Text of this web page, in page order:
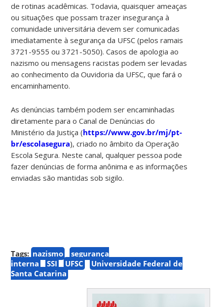
de rotinas acadêmicas. Todavia, quaisquer ameaças
ou situações que possam trazer insegurança à
comunidade universitária devem ser comunicadas
imediatamente à segurança da UFSC (pelos ramais
3721-9555 ou 3721-5050). Casos de apologia ao
nazismo ou mensagens racistas podem ser levadas
ao conhecimento da Ouvidoria da UFSC, que fará o
encaminhamento.
As denúncias também podem ser encaminhadas
diretamente para o Canal de Denúncias do
Ministério da Justiça (https://www.gov.br/mj/pt-
br/escolasegura), criado no âmbito da Operação
Escola Segura. Neste canal, qualquer pessoa pode
fazer denúncias de forma anônima e as informações
enviadas são mantidas sob sigilo.
Tags: nazismo
segurança
interna
SSI UFSC
Universidade Federal de
Santa Catarina